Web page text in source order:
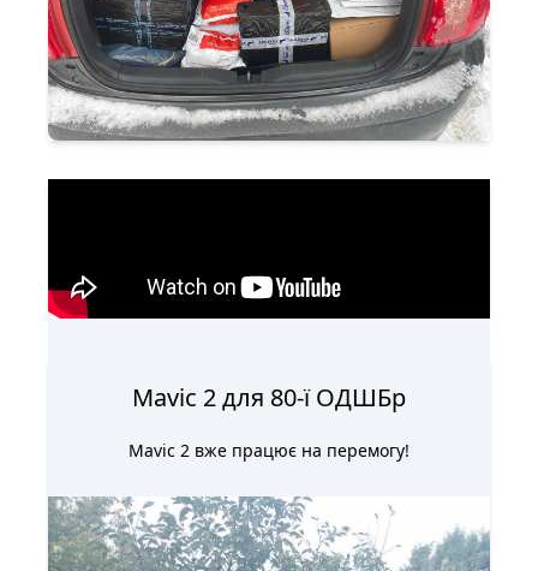
Трохи додаткової енергії задля смерті росіян!
Mavic 2 для 80-ї ОДШБр
Mavic 2 вже працює на перемогу!